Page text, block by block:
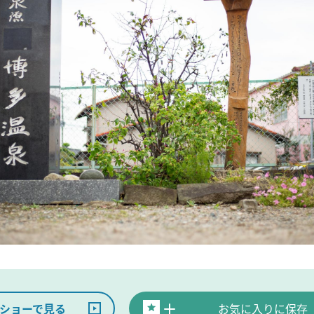
ョーで見る お気に入りに保存